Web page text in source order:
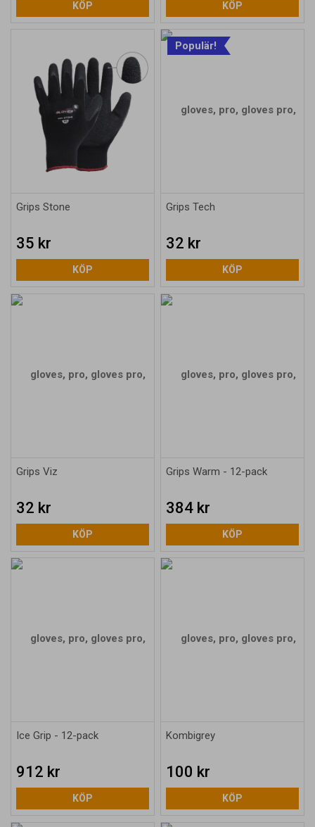
KÖP KÖP
Grips Stone
35 kr
KÖP
Populär!
Grips Tech
32 kr
KÖP
Grips Viz
32 kr
KÖP
Grips Warm - 12-pack
384 kr
KÖP
Ice Grip - 12-pack
912 kr
KÖP
Kombigrey
100 kr
KÖP